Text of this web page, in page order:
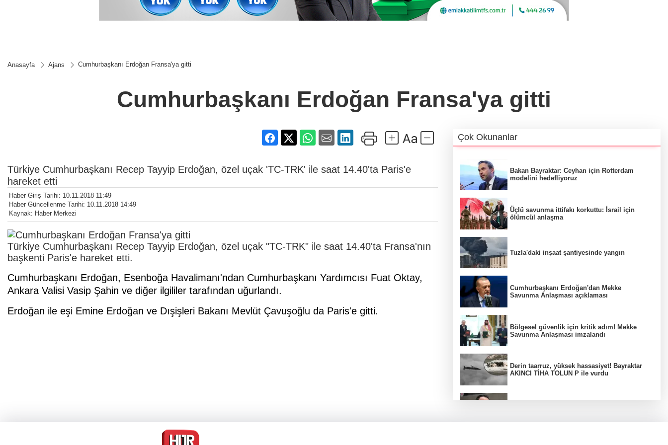
Anasayfa Ajans Cumhurbaşkanı Erdoğan Fransa'ya gitti
Cumhurbaşkanı Erdoğan Fransa'ya gitti
Türkiye Cumhurbaşkanı Recep Tayyip Erdoğan, özel uçak 'TC-TRK' ile saat 14.40'ta Paris'e
hareket etti
Haber Giriş Tarihi: 10.11.2018 11:49
Haber Güncellenme Tarihi: 10.11.2018 14:49
Kaynak: Haber Merkezi
Türkiye Cumhurbaşkanı Recep Tayyip Erdoğan, özel uçak "TC-TRK" ile saat 14.40'ta Fransa'nın
başkenti Paris'e hareket etti.
Cumhurbaşkanı Erdoğan, Esenboğa Havalimanı'ndan Cumhurbaşkanı Yardımcısı Fuat Oktay,
Ankara Valisi Vasip Şahin ve diğer ilgililer tarafından uğurlandı.
Erdoğan ile eşi Emine Erdoğan ve Dışişleri Bakanı Mevlüt Çavuşoğlu da Paris'e gitti.
Çok Okunanlar
Bakan Bayraktar: Ceyhan için Rotterdam
modelini hedefliyoruz
Üçlü savunma ittifakı korkuttu: İsrail için
ölümcül anlaşma
Tuzla'daki inşaat şantiyesinde yangın
Cumhurbaşkanı Erdoğan'dan Mekke
Savunma Anlaşması açıklaması
Bölgesel güvenlik için kritik adım! Mekke
Savunma Anlaşması imzalandı
Derin taarruz, yüksek hassasiyet! Bayraktar
AKINCI TİHA TOLUN P ile vurdu